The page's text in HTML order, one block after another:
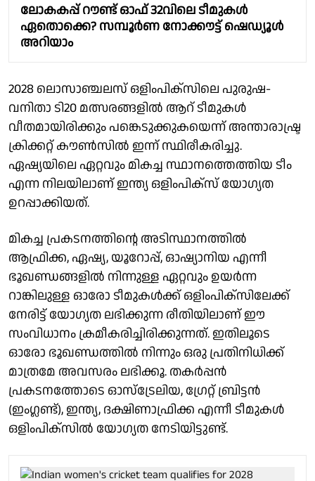
ലോകകപ്പ് റൗണ്ട് ഓഫ് 32വിലെ ടീമുകൾ
ഏതൊക്കെ? സമ്പൂർണ നോക്കൗട്ട് ഷെഡ്യൂൾ
അറിയാം
2028 ലൊസാഞ്ചലസ് ഒളിംപിക്സിലെ പുരുഷ-
വനിതാ ടി20 മത്സരങ്ങളിൽ ആറ് ടീമുകൾ
വീതമായിരിക്കും പങ്കെടുക്കുകയെന്ന് അന്താരാഷ്ട്ര
ക്രിക്കറ്റ് കൗൺസിൽ ഇന്ന് സ്ഥിരീകരിച്ചു.
ഏഷ്യയിലെ ഏറ്റവും മികച്ച സ്ഥാനത്തെത്തിയ ടീം
എന്ന നിലയിലാണ് ഇന്ത്യ ഒളിംപിക്സ് യോഗ്യത
ഉറപ്പാക്കിയത്.
മികച്ച പ്രകടനത്തിൻ്റെ അടിസ്ഥാനത്തിൽ
ആഫ്രിക്ക, ഏഷ്യ, യൂറോപ്പ്, ഓഷ്യാനിയ എന്നീ
ഭൂഖണ്ഡങ്ങളിൽ നിന്നുള്ള ഏറ്റവും ഉയർന്ന
റാങ്കിലുള്ള ഓരോ ടീമുകൾക്ക് ഒളിംപിക്സിലേക്ക്
നേരിട്ട് യോഗ്യത ലഭിക്കുന്ന രീതിയിലാണ് ഈ
സംവിധാനം ക്രമീകരിച്ചിരിക്കുന്നത്. ഇതിലൂടെ
ഓരോ ഭൂഖണ്ഡത്തിൽ നിന്നും ഒരു പ്രതിനിധിക്ക്
മാത്രമേ അവസരം ലഭിക്കൂ. തകർപ്പൻ
പ്രകടനത്തോടെ ഓസ്‌ട്രേലിയ, ഗ്രേറ്റ് ബ്രിട്ടൻ
(ഇംഗ്ലണ്ട്), ഇന്ത്യ, ദക്ഷിണാഫ്രിക്ക എന്നീ ടീമുകൾ
ഒളിംപിക്സിൽ യോഗ്യത നേടിയിട്ടുണ്ട്.